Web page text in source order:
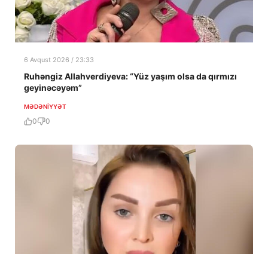
6 Avqust 2026 / 23:33
Ruhəngiz Allahverdiyeva: “Yüz yaşım olsa da qırmızı
geyinəcəyəm”
MƏDƏNIYYƏT
0 0